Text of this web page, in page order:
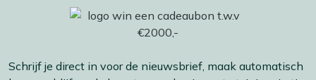
Schrijf je direct in voor de nieuwsbrief, maak automatisch